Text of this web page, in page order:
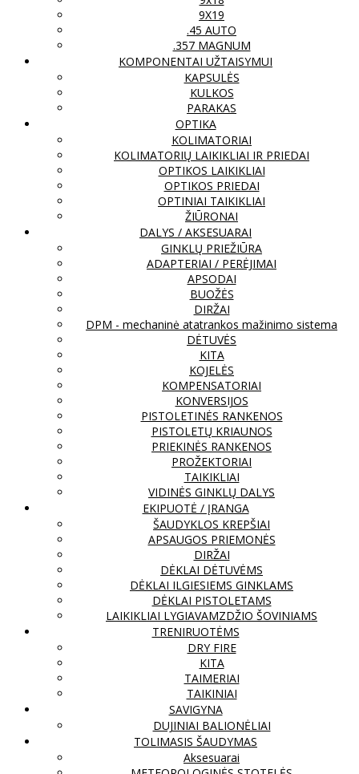
9X19
.45 AUTO
.357 MAGNUM
KOMPONENTAI UŽTAISYMUI
KAPSULĖS
KULKOS
PARAKAS
OPTIKA
KOLIMATORIAI
KOLIMATORIŲ LAIKIKLIAI IR PRIEDAI
OPTIKOS LAIKIKLIAI
OPTIKOS PRIEDAI
OPTINIAI TAIKIKLIAI
ŽIŪRONAI
DALYS / AKSESUARAI
GINKLŲ PRIEŽIŪRA
ADAPTERIAI / PERĖJIMAI
APSODAI
BUOŽĖS
DIRŽAI
DPM - mechaninė atatrankos mažinimo sistema
DĖTUVĖS
KITA
KOJELĖS
KOMPENSATORIAI
KONVERSIJOS
PISTOLETINĖS RANKENOS
PISTOLETŲ KRIAUNOS
PRIEKINĖS RANKENOS
PROŽEKTORIAI
TAIKIKLIAI
VIDINĖS GINKLŲ DALYS
EKIPUOTĖ / ĮRANGA
ŠAUDYKLOS KREPŠIAI
APSAUGOS PRIEMONĖS
DIRŽAI
DĖKLAI DĖTUVĖMS
DĖKLAI ILGIESIEMS GINKLAMS
DĖKLAI PISTOLETAMS
LAIKIKLIAI LYGIAVAMZDŽIO ŠOVINIAMS
TRENIRUOTĖMS
DRY FIRE
KITA
TAIMERIAI
TAIKINIAI
SAVIGYNA
DUJINIAI BALIONĖLIAI
TOLIMASIS ŠAUDYMAS
Aksesuarai